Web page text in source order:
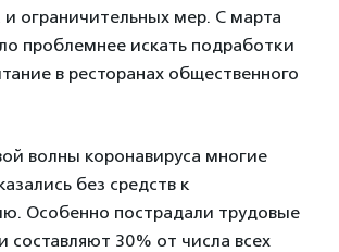
и ограничительных мер. С марта
проблемнее искать подработки
в ресторанах общественного
волны коронавируса многие
без средств к
Особенно пострадали трудовые
составляют 30% от числа всех